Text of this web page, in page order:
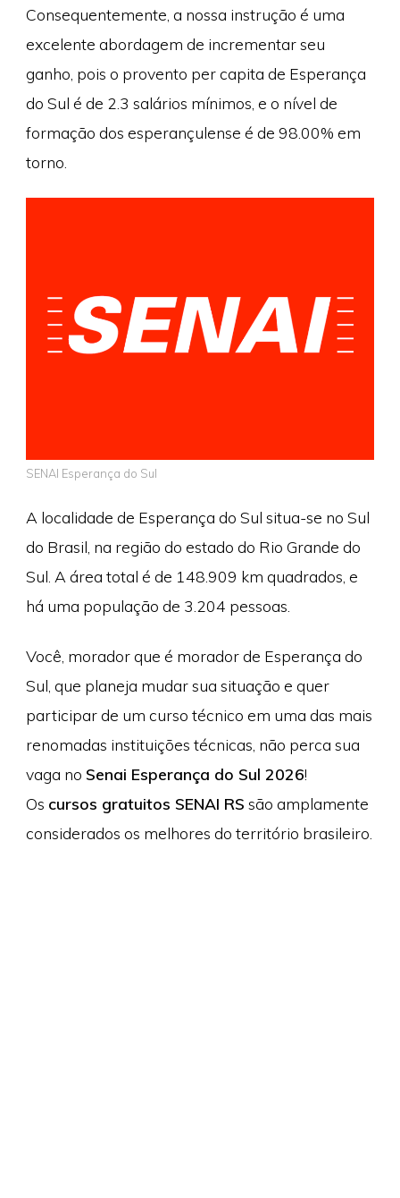
Consequentemente, a nossa instrução é uma
excelente abordagem de incrementar seu
ganho, pois o provento per capita de Esperança
do Sul é de 2.3 salários mínimos, e o nível de
formação dos esperançulense é de 98.00% em
torno.
SENAI Esperança do Sul
A localidade de Esperança do Sul situa-se no Sul
do Brasil, na região do estado do Rio Grande do
Sul. A área total é de 148.909 km quadrados, e
há uma população de 3.204 pessoas.
Você, morador que é morador de Esperança do
Sul, que planeja mudar sua situação e quer
participar de um curso técnico em uma das mais
renomadas instituições técnicas, não perca sua
vaga no Senai Esperança do Sul 2026!
Os cursos gratuitos SENAI RS são amplamente
considerados os melhores do território brasileiro.